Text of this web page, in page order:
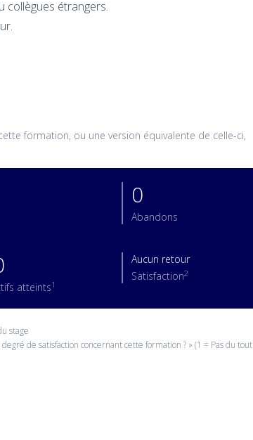
collègues étrangers.
formation, ou une version équivalente de celle-ci,
0
Abandons
atteints1
Aucun retour
Satisfaction2
stage
de satisfaction concernant cette formation ? » (1 = Pas du tout